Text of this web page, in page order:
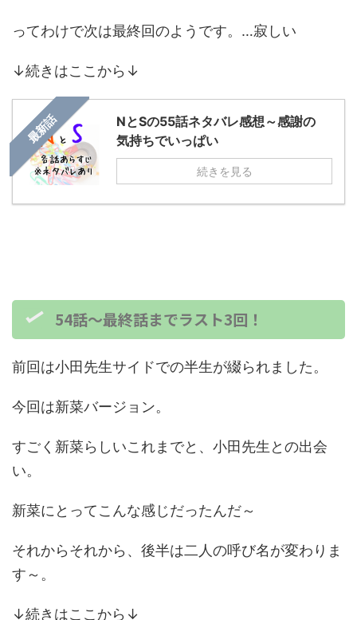
ってわけで次は最終回のようです。…寂しい
↓続きはここから↓
最新話
NとSの55話ネタバレ感想～感謝の
気持ちでいっぱい
続きを見る
54話～最終話までラスト3回！
前回は小田先生サイドでの半生が綴られました。
今回は新菜バージョン。
すごく新菜らしいこれまでと、小田先生との出会
い。
新菜にとってこんな感じだったんだ～
それからそれから、後半は二人の呼び名が変わりま
す～。
↓続きはここから↓